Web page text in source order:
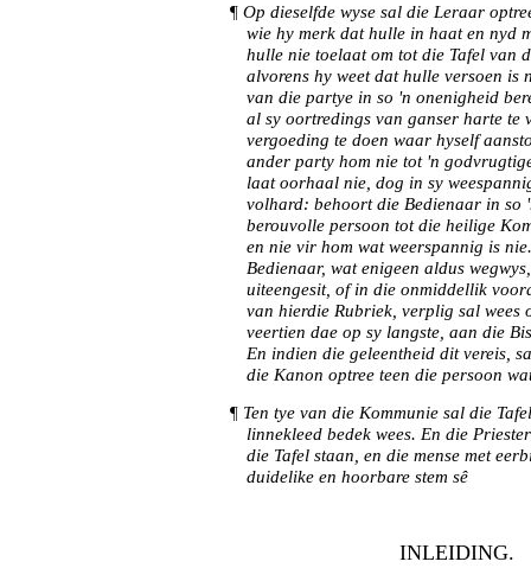
¶ Op dieselfde wyse sal die Leraar
wie hy merk dat hulle in haat en nyd
hulle nie toelaat om tot die Tafel van
alvorens hy weet dat hulle versoen is
van die partye in so 'n onenigheid
al sy oortredings van ganser harte te
vergoeding te doen waar hyself
ander party hom nie tot 'n
laat oorhaal nie, dog in sy
volhard: behoort die Bedienaar in so
berouvolle persoon tot die heilige
en nie vir hom wat weerspannig is
Bedienaar, wat enigeen aldus
uiteengesit, of in die onmiddellik
van hierdie Rubriek, verplig sal wees
veertien dae op sy langste, aan die
En indien die geleentheid dit vereis,
die Kanon optree teen die persoon
¶ Ten tye van die Kommunie sal die
linnekleed bedek wees. En die
die Tafel staan, en die mense met
duidelike en hoorbare stem sê
INLEIDING.